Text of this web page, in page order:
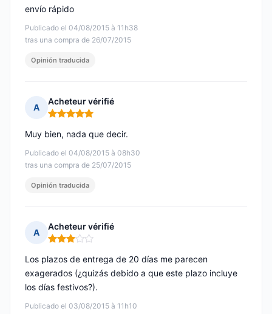
Publicado el 04/08/2015 à 11h38
tras una compra de 26/07/2015
envío rápido
Opinión traducida
A
Acheteur vérifié
Nota: 5 de 5
Publicado el 04/08/2015 à 08h30
tras una compra de 25/07/2015
Muy bien, nada que decir.
Opinión traducida
A
Acheteur vérifié
Nota: 3 de 5
Publicado el 03/08/2015 à 11h10
Los plazos de entrega de 20 días me parecen
exagerados (¿quizás debido a que este plazo incluye
los días festivos?).